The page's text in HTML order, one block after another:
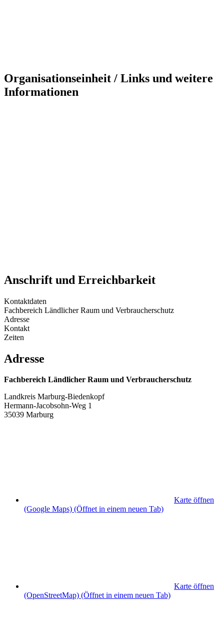
Organisationseinheit / Links und weitere
Informationen
Anschrift und Erreichbarkeit
Kontaktdaten
Fachbereich Ländlicher Raum und Verbraucherschutz
Adresse
Kontakt
Zeiten
Adresse
Fachbereich Ländlicher Raum und Verbraucherschutz
Landkreis Marburg-Biedenkopf
Hermann-Jacobsohn-Weg 1
35039 Marburg
Karte öffnen
(Google Maps) (Öffnet in einem neuen Tab)
Karte öffnen
(OpenStreetMap) (Öffnet in einem neuen Tab)